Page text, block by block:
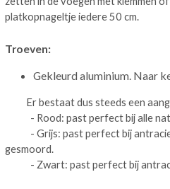
platkopnageltje iedere 50 cm.
Troeven:
Gekleurd aluminium. Naar
Er bestaat dus steeds een
- Rood: past perfect bij alle
- Grijs: past perfect bij antraciet
gesmoord.
- Zwart: past perfect bij